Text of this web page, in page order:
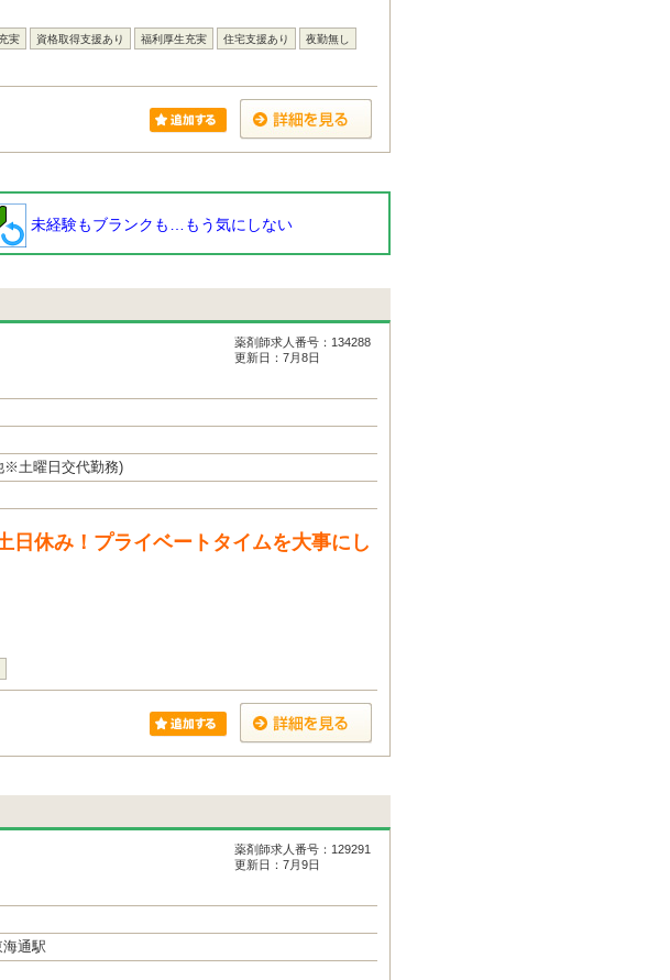
実 資格取得支援あり 福利厚生充実 住宅支援あり 夜勤無し
未経験もブランクも…もう気にしない
薬剤師求人番号：134288
更新日：7月8日
※土曜日交代勤務)
日休み！プライベートタイムを大事にし
薬剤師求人番号：129291
更新日：7月9日
通駅